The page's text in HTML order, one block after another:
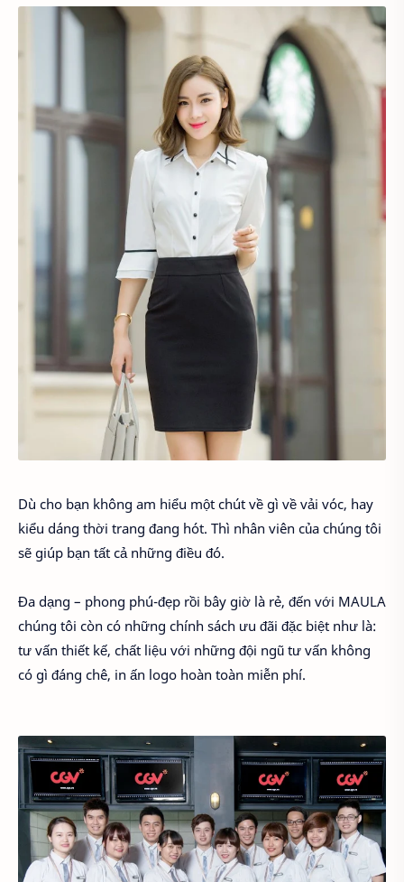
Dù cho bạn không am hiểu một chút về gì về vải vóc, hay
kiểu dáng thời trang đang hót. Thì nhân viên của chúng tôi
sẽ giúp bạn tất cả những điều đó.
Đa dạng – phong phú-đẹp rồi bây giờ là rẻ, đến với MAULA
chúng tôi còn có những chính sách ưu đãi đặc biệt như là:
tư vấn thiết kế, chất liệu với những đội ngũ tư vấn không
có gì đáng chê, in ấn logo hoàn toàn miễn phí.